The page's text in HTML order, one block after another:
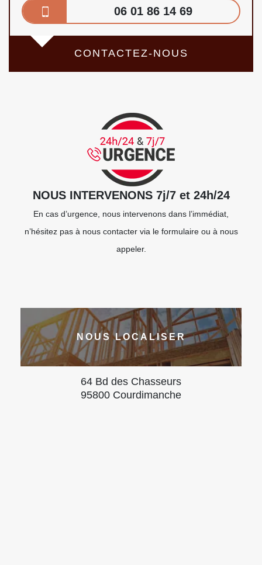
06 01 86 14 69
CONTACTEZ-NOUS
NOUS INTERVENONS 7j/7 et 24h/24
En cas d’urgence, nous intervenons dans l’immédiat,
n’hésitez pas à nous contacter via le formulaire ou à nous
appeler.
NOUS LOCALISER
64 Bd des Chasseurs
95800 Courdimanche